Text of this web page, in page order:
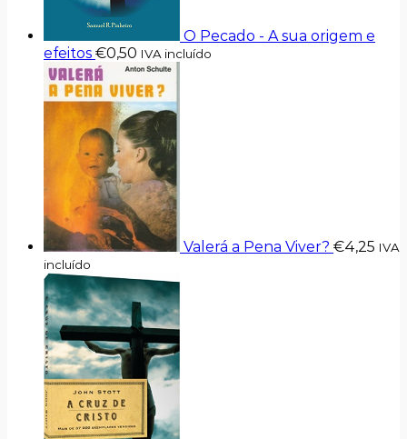
O Pecado - A sua origem e
efeitos €0,50 IVA incluído
Valerá a Pena Viver? €4,25 IVA
incluído